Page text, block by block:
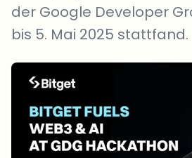
der Google Developer
bis 5. Mai 2025 stattfand.